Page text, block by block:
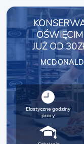
JUŻ OD
Elastyczne godziny
pracy